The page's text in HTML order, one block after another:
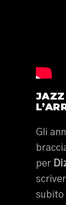
JAZZ
Gli
per
subito